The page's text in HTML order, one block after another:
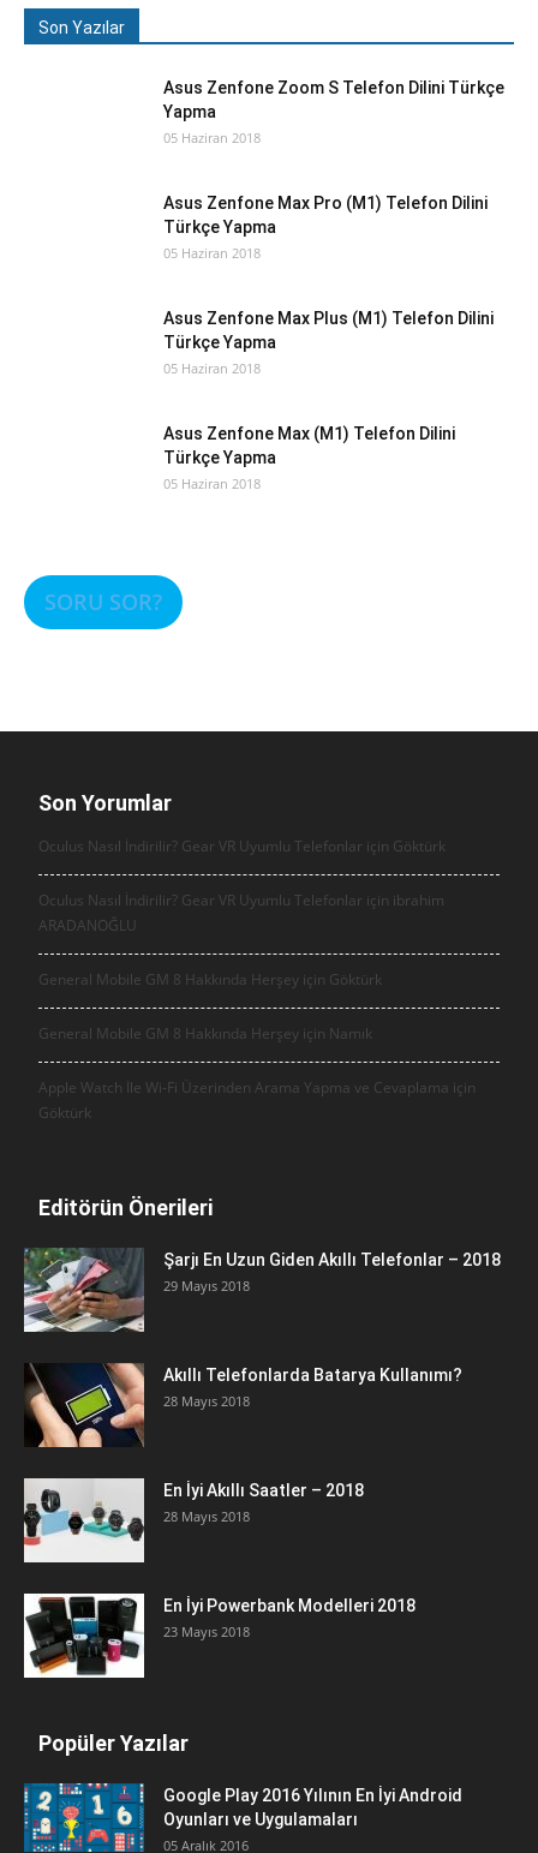
Son Yazılar
Asus Zenfone Zoom S Telefon Dilini Türkçe
Yapma
05 Haziran 2018
Asus Zenfone Max Pro (M1) Telefon Dilini
Türkçe Yapma
05 Haziran 2018
Asus Zenfone Max Plus (M1) Telefon Dilini
Türkçe Yapma
05 Haziran 2018
Asus Zenfone Max (M1) Telefon Dilini
Türkçe Yapma
05 Haziran 2018
SORU SOR?
Son Yorumlar
Oculus Nasıl İndirilir? Gear VR Uyumlu Telefonlar için Göktürk
Oculus Nasıl İndirilir? Gear VR Uyumlu Telefonlar için ibrahim
ARADANOĞLU
General Mobile GM 8 Hakkında Herşey için Göktürk
General Mobile GM 8 Hakkında Herşey için Namık
Apple Watch İle Wi-Fi Üzerinden Arama Yapma ve Cevaplama için
Göktürk
Editörün Önerileri
Şarjı En Uzun Giden Akıllı Telefonlar – 2018
29 Mayıs 2018
Akıllı Telefonlarda Batarya Kullanımı?
28 Mayıs 2018
En İyi Akıllı Saatler – 2018
28 Mayıs 2018
En İyi Powerbank Modelleri 2018
23 Mayıs 2018
Popüler Yazılar
Google Play 2016 Yılının En İyi Android
Oyunları ve Uygulamaları
05 Aralık 2016